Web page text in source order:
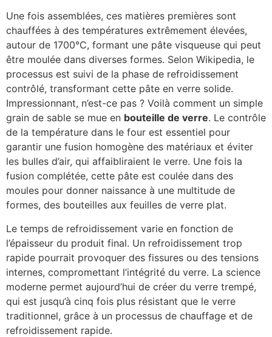
Une fois assemblées, ces matières premières sont
chauffées à des températures extrêmement élevées,
autour de 1700°C, formant une pâte visqueuse qui peut
être moulée dans diverses formes. Selon Wikipedia, le
processus est suivi de la phase de refroidissement
contrôlé, transformant cette pâte en verre solide.
Impressionnant, n’est-ce pas ? Voilà comment un simple
grain de sable se mue en bouteille de verre. Le contrôle
de la température dans le four est essentiel pour
garantir une fusion homogène des matériaux et éviter
les bulles d’air, qui affaibliraient le verre. Une fois la
fusion complétée, cette pâte est coulée dans des
moules pour donner naissance à une multitude de
formes, des bouteilles aux feuilles de verre plat.
Le temps de refroidissement varie en fonction de
l’épaisseur du produit final. Un refroidissement trop
rapide pourrait provoquer des fissures ou des tensions
internes, compromettant l’intégrité du verre. La science
moderne permet aujourd’hui de créer du verre trempé,
qui est jusqu’à cinq fois plus résistant que le verre
traditionnel, grâce à un processus de chauffage et de
refroidissement rapide.